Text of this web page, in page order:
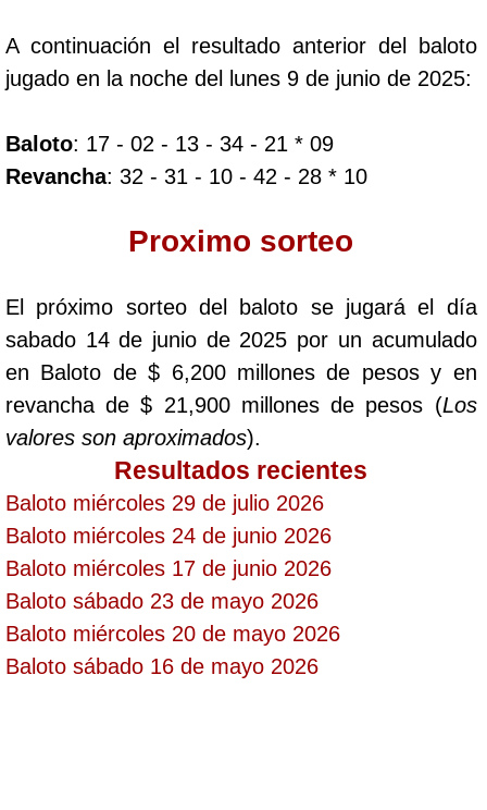
Culona día
Dorado Mañana
Dorado Tarde
Dorado Noche
Fantástica Día
Fantástica Noche
Motilon Tarde
Motilon Noche
Paisita Día
A continuación el resultado anterior del baloto
jugado en la noche del lunes 9 de junio de 2025:
Baloto: 17 - 02 - 13 - 34 - 21 * 09
Revancha: 32 - 31 - 10 - 42 - 28 * 10
Proximo sorteo
El próximo sorteo del baloto se jugará el día
sabado 14 de junio de 2025 por un acumulado
en Baloto de $ 6,200 millones de pesos y en
revancha de $ 21,900 millones de pesos (Los
valores son aproximados).
Resultados recientes
Baloto miércoles 29 de julio 2026
Baloto miércoles 24 de junio 2026
Baloto miércoles 17 de junio 2026
Baloto sábado 23 de mayo 2026
Baloto miércoles 20 de mayo 2026
Baloto sábado 16 de mayo 2026